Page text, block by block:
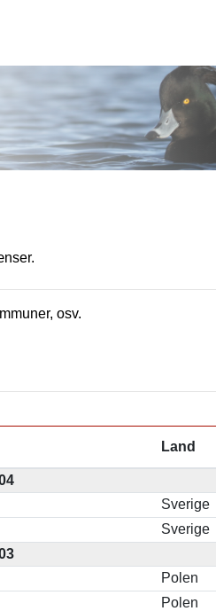
osv.
Land
Sverige
Sverige
Polen
Polen